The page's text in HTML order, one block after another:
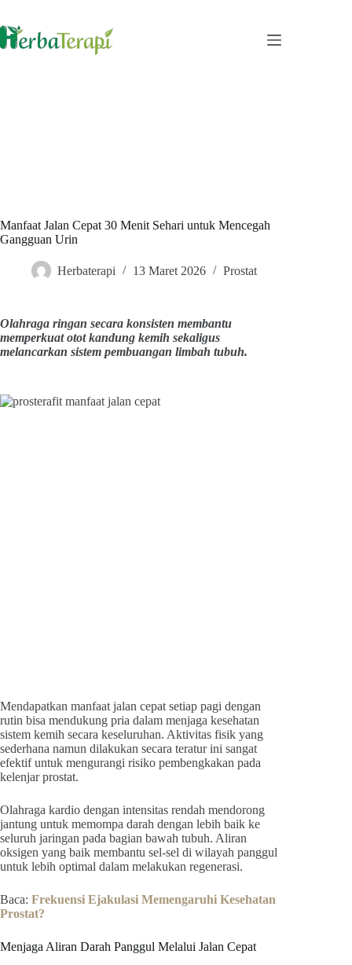
content
Manfaat Jalan Cepat 30 Menit Sehari untuk Mencegah
Gangguan Urin
Herbaterapi 13 Maret 2026 Prostat
Olahraga ringan secara konsisten membantu
memperkuat otot kandung kemih sekaligus
melancarkan sistem pembuangan limbah tubuh.
Mendapatkan manfaat jalan cepat setiap pagi dengan
rutin bisa mendukung pria dalam menjaga kesehatan
sistem kemih secara keseluruhan. Aktivitas fisik yang
sederhana namun dilakukan secara teratur ini sangat
efektif untuk mengurangi risiko pembengkakan pada
kelenjar prostat.
Olahraga kardio dengan intensitas rendah mendorong
jantung untuk memompa darah dengan lebih baik ke
seluruh jaringan pada bagian bawah tubuh. Aliran
oksigen yang baik membantu sel-sel di wilayah panggul
untuk lebih optimal dalam melakukan regenerasi.
Baca: Frekuensi Ejakulasi Memengaruhi Kesehatan
Prostat?
Menjaga Aliran Darah Panggul Melalui Jalan Cepat